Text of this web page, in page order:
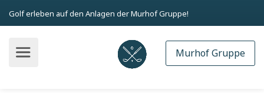
Golf erleben auf den Anlagen der Murhof Gruppe!
Murhof Gruppe